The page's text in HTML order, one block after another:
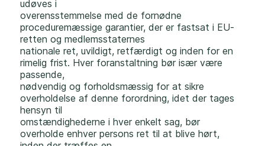
udøves i
overensstemmelse med de fornødne
proceduremæssige garantier, der er fastsat i EU-
retten og medlemsstaternes
nationale ret, uvildigt, retfærdigt og inden for en
rimelig frist. Hver foranstaltning bør især være
passende,
nødvendig og forholdsmæssig for at sikre
overholdelse af denne forordning, idet der tages
hensyn til
omstændighederne i hver enkelt sag, bør
overholde enhver persons ret til at blive hørt,